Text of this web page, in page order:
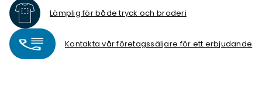
Lämplig för både tryck och broderi
Kontakta vår företagssäljare för ett erbjudande